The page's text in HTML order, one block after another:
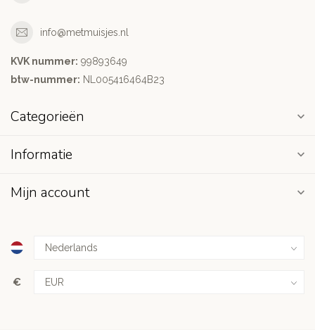
info@metmuisjes.nl
KVK nummer: 99893649
btw-nummer: NL005416464B23
Categorieën
Informatie
Mijn account
€